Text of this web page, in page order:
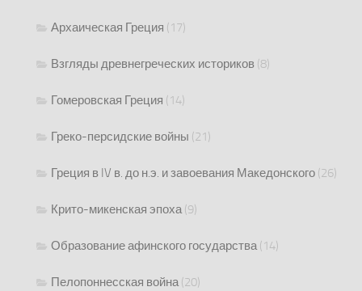
Архаическая Греция (17)
Взгляды древнегреческих историков (8)
Гомеровская Греция (14)
Греко-персидские войны (21)
Греция в IV в. до н.э. и завоевания Македонского (26)
Крито-микенская эпоха(9)
Образование афинского государства(14)
Пелопоннесская война(20)